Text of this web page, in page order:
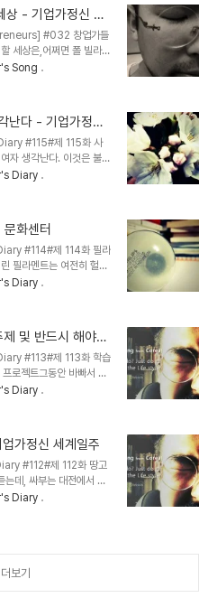
났던 한양대학교 김상
듣는 순간, 망치로 머리를
아에 관한 정말 액기스
지만, 이 시만큼 기회의 원
각의 사이 시인은 오로
생각하고 경제인은 오
상 - 기업가정신 문
#032 창업가들
세상은,어쩌면 폴 빌라드
빌라드 유 영 옮김 내가
놓은 것은 아마 네 살쯤
울릴 때마다 위그든 씨
다. 그는 꽤 나이가 많았
덮여 있었다. 나는 그처
펼쳐진 것을 본 적이 없
Song
난다 - 기업가정신
#115#제 115화 사
자 생각난다. 이것은 불가
.김훈, 풍경과 상처 중에
.어제처럼 사쿠라꽃이
사랑을 나누었다. 사쿠라
난 여자가 있었다.그녀의
것은,바로 꽃이 지고 4년
. 이것은 불가피하다.사쿠
Diary
화센터
#114#제 114화 필라
필라멘트는 여전히 헐떡
만, 살아도 산 것은 아니
야 말로 얼마나 뜨거웠던
는 순간부터 나는 이미 풍
.(Add Budher to your
일주 [World
..
Diary
및 반드시 해야
신 문화센터
#113#제 113화 학습
로젝트그동안 바빠서 정
았다.[2014년 배우고
마가 있으면 누구든지
마케팅) 2.
of Technology (기술
(디자인적 사고
Diary
가정신 세계일주
#112#제 112화 땅고
는데, 싸부는 대전에서 걸
)다. 그의 수업을 들으면
. 그의 설명에서 문득 내
걷는 것이 땅고다."
Diary
더보기